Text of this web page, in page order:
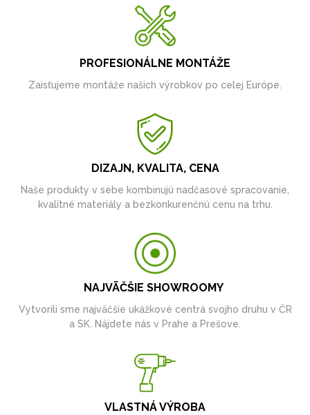
PROFESIONÁLNE MONTÁŽE
Zaisťujeme montáže našich výrobkov po celej Európe.
DIZAJN, KVALITA, CENA
Naše produkty v sebe kombinujú nadčasové spracovanie,
kvalitné materiály a bezkonkurenčnú cenu na trhu.
NAJVÄČŠIE SHOWROOMY
Vytvorili sme najväčšie ukážkové centrá svojho druhu v ČR
a SK. Nájdete nás v Prahe a Prešove.
VLASTNÁ VÝROBA